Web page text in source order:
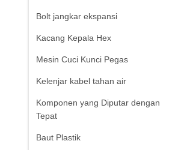
Bolt jangkar ekspansi
Kacang Kepala Hex
Mesin Cuci Kunci Pegas
Kelenjar kabel tahan air
Komponen yang Diputar dengan
Tepat
Baut Plastik